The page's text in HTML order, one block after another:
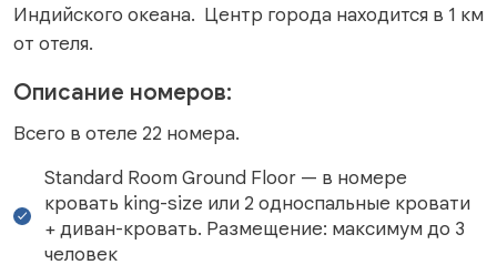
Индийского океана. Центр города находится в 1 км
от отеля.
Описание номеров:
Всего в отеле 22 номера.
Standard Room Ground Floor — в номере
кровать king-size или 2 односпальные кровати
+ диван-кровать. Размещение: максимум до 3
человек